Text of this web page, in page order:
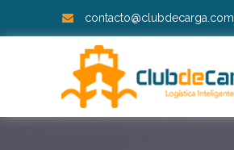
contacto@clubdecarga.com